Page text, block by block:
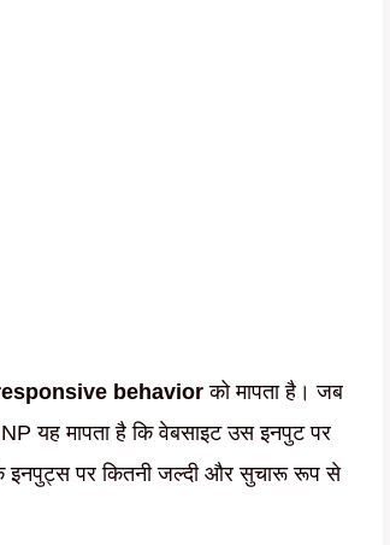
behavior को मापता है। जब
यह मापता है कि वेबसाइट उस इनपुट पर
इनपुट्स पर कितनी जल्दी और सुचारू रूप से